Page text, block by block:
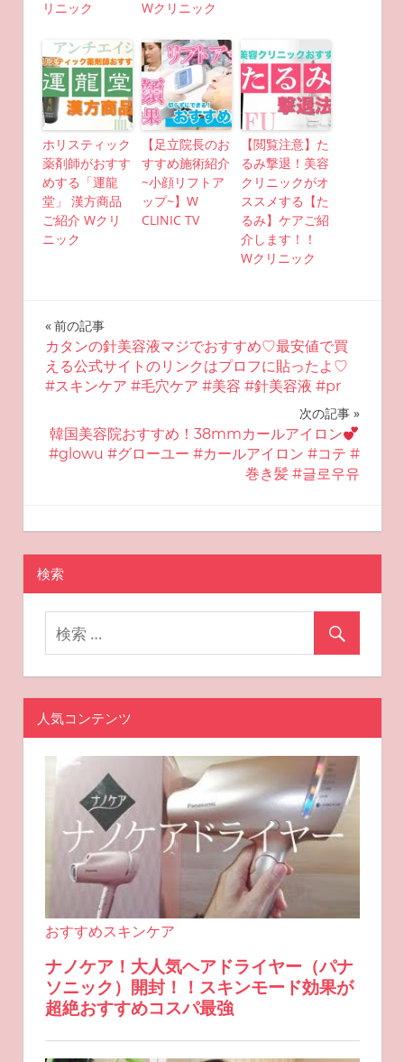
リニック
Wクリニック
ホリスティック
薬剤師がおすす
めする「運龍
堂」 漢方商品
ご紹介 Wクリ
ニック
【足立院長のお
すすめ施術紹介
~小顔リフトア
ップ~】W
CLINIC TV
【閲覧注意】た
るみ撃退！美容
クリニックがオ
ススメする【た
るみ】ケアご紹
介します！！
Wクリニック
投
稿
ナ
ビ
ゲ
シ
ョ
ン
前の記事
カタンの針美容液マジでおすすめ♡最安値で買
える公式サイトのリンクはプロフに貼ったよ♡
#スキンケア #毛穴ケア #美容 #針美容液 #pr
次の記事
韓国美容院おすすめ！38mmカールアイロン
#glowu #グローユー #カールアイロン #コテ #
巻き髪 #글로우유
2025-08-23
miyu
おすすめ美容
検索
人気コンテンツ